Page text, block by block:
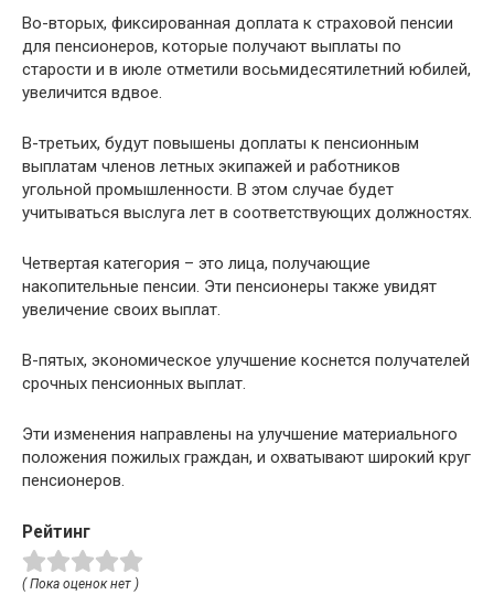
Во-вторых, фиксированная доплата к страховой пенсии
для пенсионеров, которые получают выплаты по
старости и в июле отметили восьмидесятилетний юбилей,
увеличится вдвое.
В-третьих, будут повышены доплаты к пенсионным
выплатам членов летных экипажей и работников
угольной промышленности. В этом случае будет
учитываться выслуга лет в соответствующих должностях.
Четвертая категория – это лица, получающие
накопительные пенсии. Эти пенсионеры также увидят
увеличение своих выплат.
В-пятых, экономическое улучшение коснется получателей
срочных пенсионных выплат.
Эти изменения направлены на улучшение материального
положения пожилых граждан, и охватывают широкий круг
пенсионеров.
Рейтинг
( Пока оценок нет )